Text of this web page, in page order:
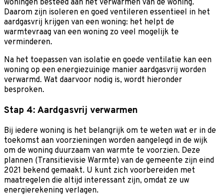
woningen besteed aan het verwarmen van de woning.
Daarom zijn isoleren en goed ventileren essentieel in het
aardgasvrij krijgen van een woning: het helpt de
warmtevraag van een woning zo veel mogelijk te
verminderen.
Na het toepassen van isolatie en goede ventilatie kan een
woning op een energiezuinige manier aardgasvrij worden
verwarmd. Wat daarvoor nodig is, wordt hieronder
besproken.
Stap 4: Aardgasvrij verwarmen
Bij iedere woning is het belangrijk om te weten wat er in de
toekomst aan voorzieningen worden aangelegd in de wijk
om de woning duurzaam van warmte te voorzien. Deze
plannen (Transitievisie Warmte) van de gemeente zijn eind
2021 bekend gemaakt. U kunt zich voorbereiden met
maatregelen die altijd interessant zijn, omdat ze uw
energierekening verlagen.